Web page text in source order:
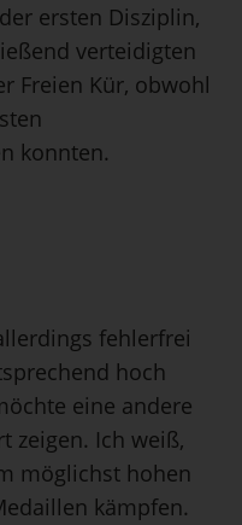
ersten Disziplin,
verteidigten
Freien Kür, obwohl
konnten.
fehlerfrei
hoch
eine andere
zeigen. Ich weiß,
möglichst hohen
kämpfen.